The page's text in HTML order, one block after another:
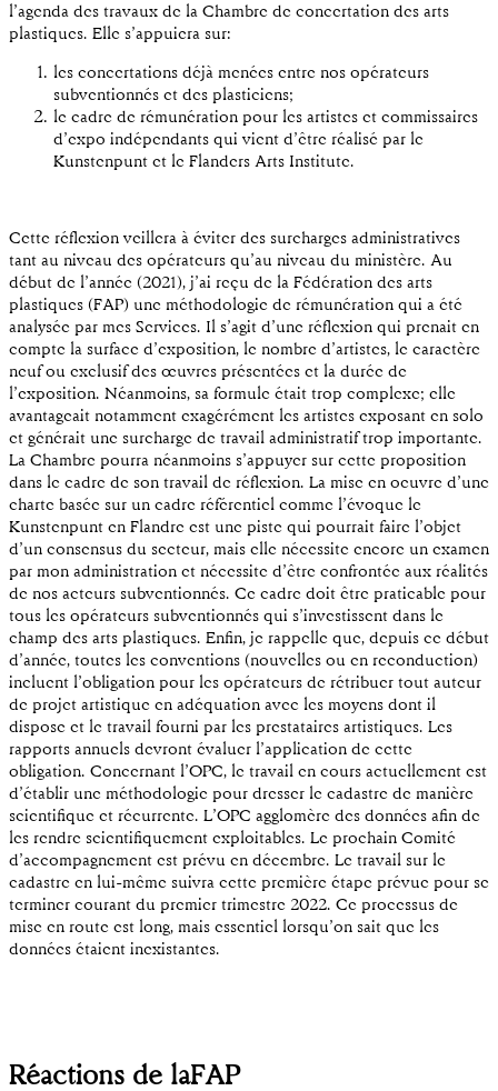
l’agenda des travaux de la Chambre de concertation des arts
plastiques. Elle s’appuiera sur:
les concertations déjà menées entre nos opérateurs
subventionnés et des plasticiens;
le cadre de rémunération pour les artistes et commissaires
d’expo indépendants qui vient d’être réalisé par le
Kunstenpunt et le Flanders Arts Institute.
Cette réflexion veillera à éviter des surcharges administratives
tant au niveau des opérateurs qu’au niveau du ministère. Au
début de l’année (2021), j’ai reçu de la Fédération des arts
plastiques (FAP) une méthodologie de rémunération qui a été
analysée par mes Services. Il s’agit d’une réflexion qui prenait en
compte la surface d’exposition, le nombre d’artistes, le caractère
neuf ou exclusif des œuvres présentées et la durée de
l’exposition. Néanmoins, sa formule était trop complexe; elle
avantageait notamment exagérément les artistes exposant en solo
et générait une surcharge de travail administratif trop importante.
La Chambre pourra néanmoins s’appuyer sur cette proposition
dans le cadre de son travail de réflexion. La mise en oeuvre d’une
charte basée sur un cadre référentiel comme l’évoque le
Kunstenpunt en Flandre est une piste qui pourrait faire l’objet
d’un consensus du secteur, mais elle nécessite encore un examen
par mon administration et nécessite d’être confrontée aux réalités
de nos acteurs subventionnés. Ce cadre doit être praticable pour
tous les opérateurs subventionnés qui s’investissent dans le
champ des arts plastiques. Enfin, je rappelle que, depuis ce début
d’année, toutes les conventions (nouvelles ou en reconduction)
incluent l’obligation pour les opérateurs de rétribuer tout auteur
de projet artistique en adéquation avec les moyens dont il
dispose et le travail fourni par les prestataires artistiques. Les
rapports annuels devront évaluer l’application de cette
obligation. Concernant l’OPC, le travail en cours actuellement est
d’établir une méthodologie pour dresser le cadastre de manière
scientifique et récurrente. L’OPC agglomère des données afin de
les rendre scientifiquement exploitables. Le prochain Comité
d’accompagnement est prévu en décembre. Le travail sur le
cadastre en lui-même suivra cette première étape prévue pour se
terminer courant du premier trimestre 2022. Ce processus de
mise en route est long, mais essentiel lorsqu’on sait que les
données étaient inexistantes.
Réactions de laFAP